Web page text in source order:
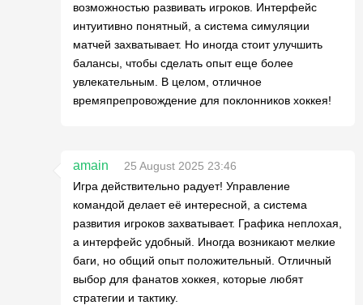
возможностью развивать игроков. Интерфейс
интуитивно понятный, а система симуляции
матчей захватывает. Но иногда стоит улучшить
балансы, чтобы сделать опыт еще более
увлекательным. В целом, отличное
времяпрепровождение для поклонников хоккея!
amain
25 August 2025 23:46
Игра действительно радует! Управление
командой делает её интересной, а система
развития игроков захватывает. Графика неплохая,
а интерфейс удобный. Иногда возникают мелкие
баги, но общий опыт положительный. Отличный
выбор для фанатов хоккея, которые любят
стратегии и тактику.